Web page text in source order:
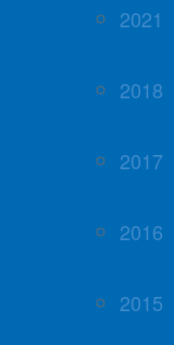
2021
2018
2017
2016
2015